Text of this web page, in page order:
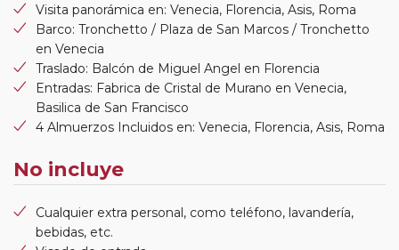
Visita panorámica en: Venecia, Florencia, Asis, Roma
Barco: Tronchetto / Plaza de San Marcos / Tronchetto
en Venecia
Traslado: Balcón de Miguel Angel en Florencia
Entradas: Fabrica de Cristal de Murano en Venecia,
Basilica de San Francisco
4 Almuerzos Incluidos en: Venecia, Florencia, Asis, Roma
No incluye
Cualquier extra personal, como teléfono, lavandería,
bebidas, etc.